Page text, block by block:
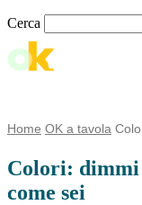
Cerca
Home OK a tavola
Colori: dimmi
come sei